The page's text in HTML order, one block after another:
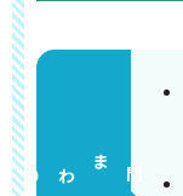
門まわり